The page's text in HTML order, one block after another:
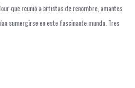
que reunió a artistas de renombre, amantes
sumergirse en este fascinante mundo. Tres